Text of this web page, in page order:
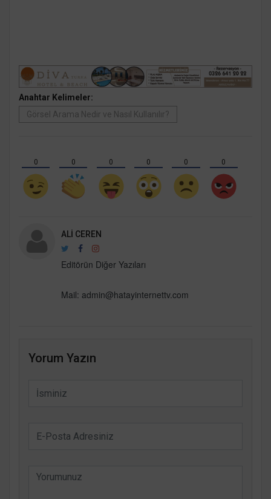
Anahtar Kelimeler:
Görsel Arama Nedir ve Nasıl Kullanılır?
0 0 0 0 0 0
ALI CEREN
Editörün Diğer Yazıları
Mail: admin@hatayinternettv.com
Yorum Yazın